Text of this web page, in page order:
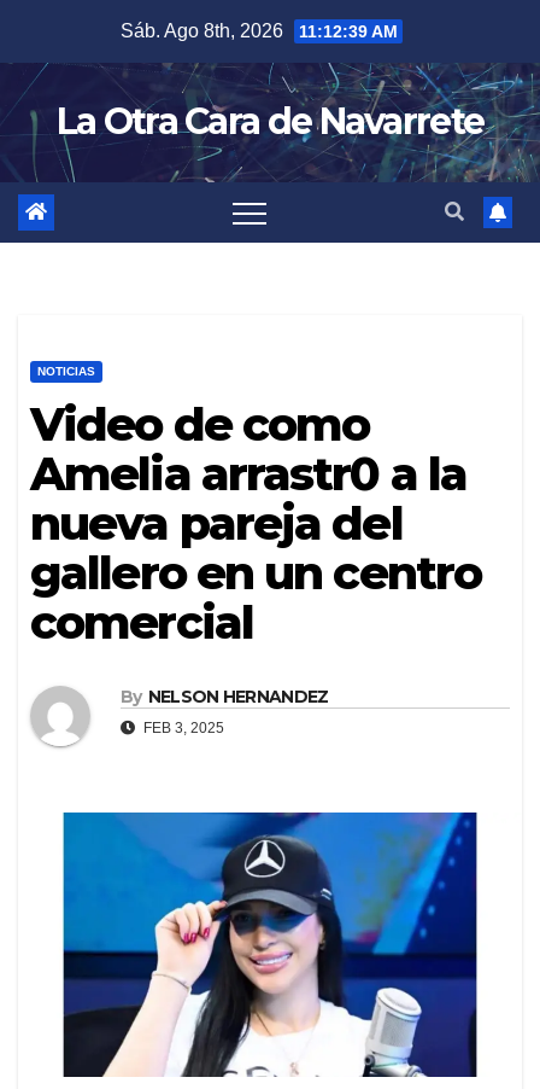
content
Sáb. Ago 8th, 2026 11:12:40 AM
La Otra Cara de Navarrete
NOTICIAS
Video de como
Amelia arrastr0 a la
nueva pareja del
gallero en un centro
comercial
By NELSON HERNANDEZ
FEB 3, 2025